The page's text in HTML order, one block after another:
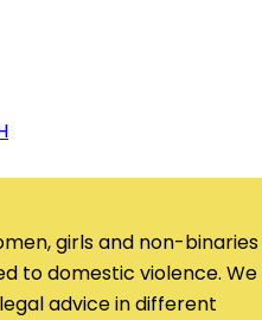
girls and non-binaries
to domestic violence. We
advice in different